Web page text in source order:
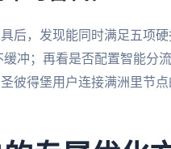
后，发现能同时满足五项
缓冲；再看是否配置智能
彼得堡用户连接满洲里节